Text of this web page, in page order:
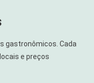
gastronômicos. Cada
e preços